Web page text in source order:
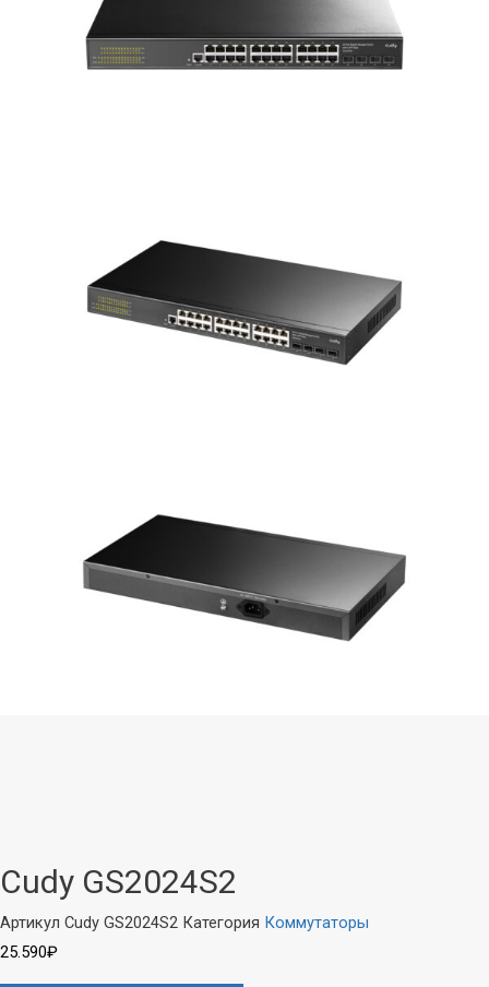
Cudy GS2024S2
Артикул Cudy GS2024S2 Категория Коммутаторы
25.590₽